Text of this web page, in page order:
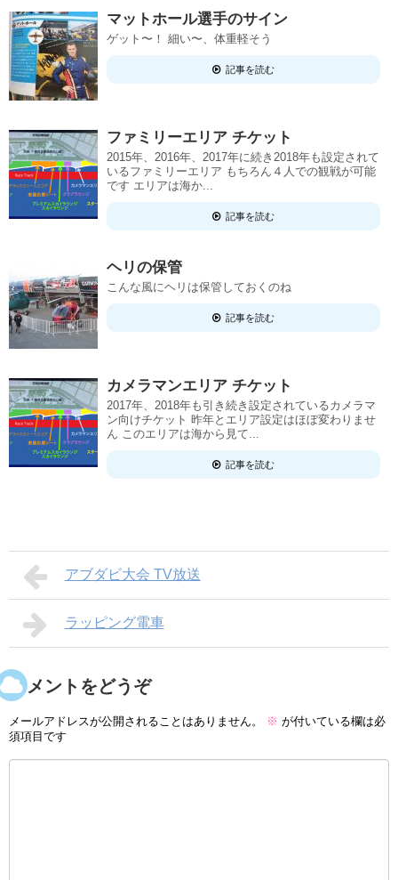
マットホール選手のサイン
ゲット〜！ 細い〜、体重軽そう
記事を読む
ファミリーエリア チケット
2015年、2016年、2017年に続き2018年も設定されて
いるファミリーエリア もちろん４人での観戦が可能
です エリアは海か...
記事を読む
ヘリの保管
こんな風にヘリは保管しておくのね
記事を読む
カメラマンエリア チケット
2017年、2018年も引き続き設定されているカメラマ
ン向けチケット 昨年とエリア設定はほぼ変わりませ
ん このエリアは海から見て...
記事を読む
アブダビ大会 TV放送
ラッピング電車
コメントをどうぞ
メールアドレスが公開されることはありません。 ※ が付いている欄は必
須項目です